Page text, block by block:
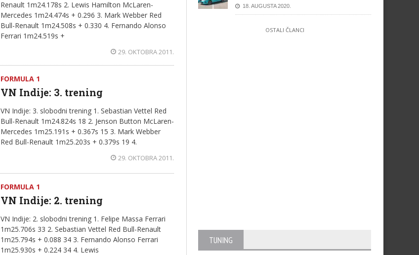
Renault 1m24.178s 2. Lewis Hamilton McLaren-
Mercedes 1m24.474s + 0.296 3. Mark Webber Red
Bull-Renault 1m24.508s + 0.330 4. Fernando Alonso
Ferrari 1m24.519s +
29. OKTOBRA 2011.
FORMULA 1
VN Indije: 3. trening
VN Indije: 3. slobodni trening 1. Sebastian Vettel Red
Bull-Renault 1m24.824s 18 2. Jenson Button McLaren-
Mercedes 1m25.191s + 0.367s 15 3. Mark Webber
Red Bull-Renault 1m25.203s + 0.379s 19 4.
29. OKTOBRA 2011.
FORMULA 1
VN Indije: 2. trening
VN Indije: 2. slobodni trening 1. Felipe Massa Ferrari
1m25.706s 33 2. Sebastian Vettel Red Bull-Renault
1m25.794s + 0.088 34 3. Fernando Alonso Ferrari
1m25.930s + 0.224 34 4. Lewis
18. AUGUSTA 2020.
OSTALI ČLANCI
TUNING